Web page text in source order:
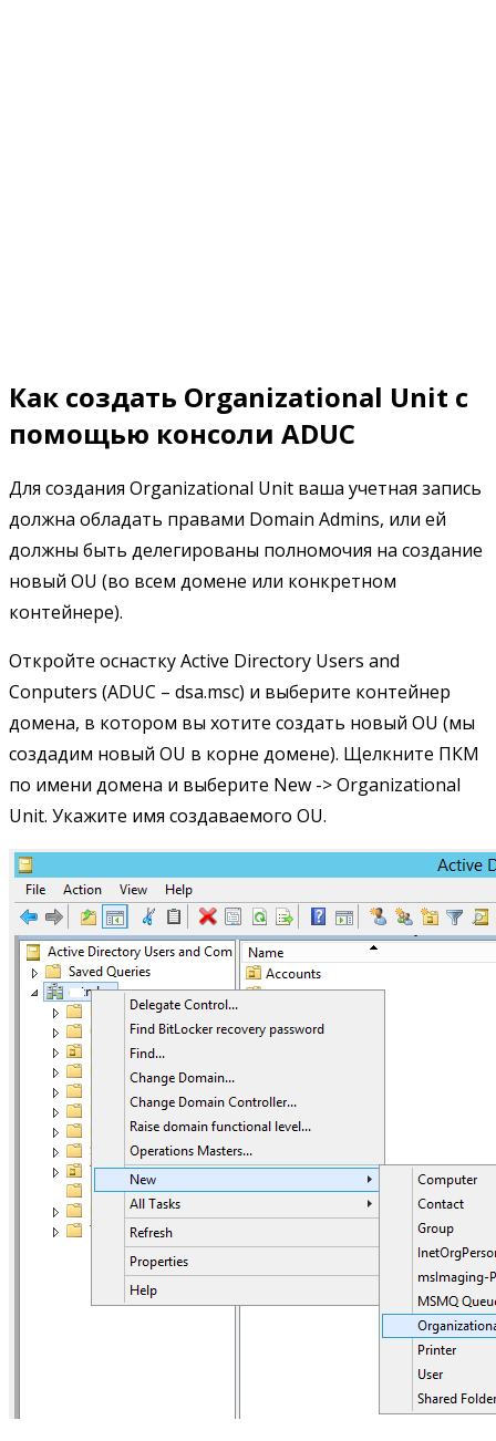
Как создать Organizational Unit с
помощью консоли ADUC
Для создания Organizational Unit ваша учетная запись
должна обладать правами Domain Admins, или ей
должны быть делегированы полномочия на создание
новый OU (во всем домене или конкретном
контейнере).
Откройте оснастку Active Directory Users and
Conputers (ADUC – dsa.msc) и выберите контейнер
домена, в котором вы хотите создать новый OU (мы
создадим новый OU в корне домене). Щелкните ПКМ
по имени домена и выберите New -> Organizational
Unit. Укажите имя создаваемого OU.